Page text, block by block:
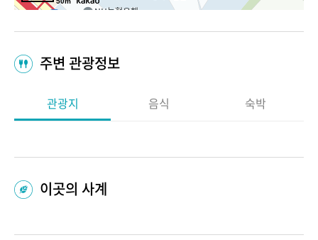
주변 관광정보
관광지 음식 숙박
이곳의 사계